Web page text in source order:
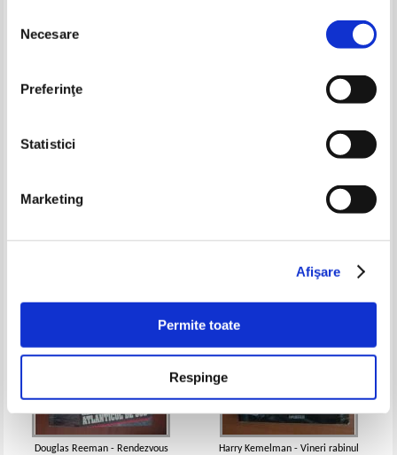
consimțământului
Necesare
Preferinţe
Statistici
Marketing
Afişare
Permite toate
Respinge
Philip Carter - Le secret des
Adaugă în coș
Diana Rowland - Mark of the
Lei
Douglas Reeman - Rendezvous
Harry Kemelman - Vineri rabinul